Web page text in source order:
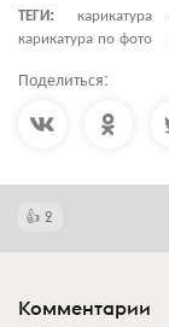
ТЕГИ:
карикатура
карикатура по фото
Поделиться:
2
Комментарии